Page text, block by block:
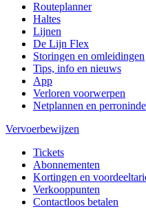
Routeplanner
Haltes
Lijnen
De Lijn Flex
Storingen en omleidingen
Tips, info en nieuws
App
Verloren voorwerpen
Netplannen en
Vervoerbewijzen
Tickets
Abonnementen
Kortingen en
Verkooppunten
Contactloos betalen